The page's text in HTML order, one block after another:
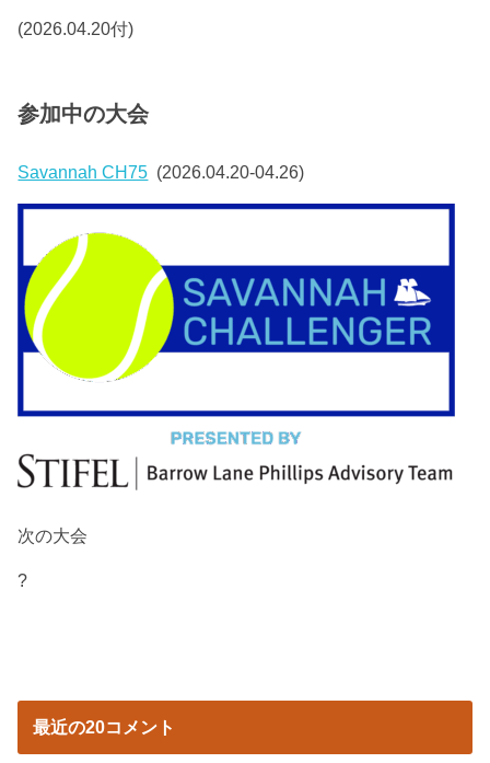
(2026.04.20付)
参加中の大会
Savannah CH75 (2026.04.20-04.26)
次の大会
?
最近の20コメント